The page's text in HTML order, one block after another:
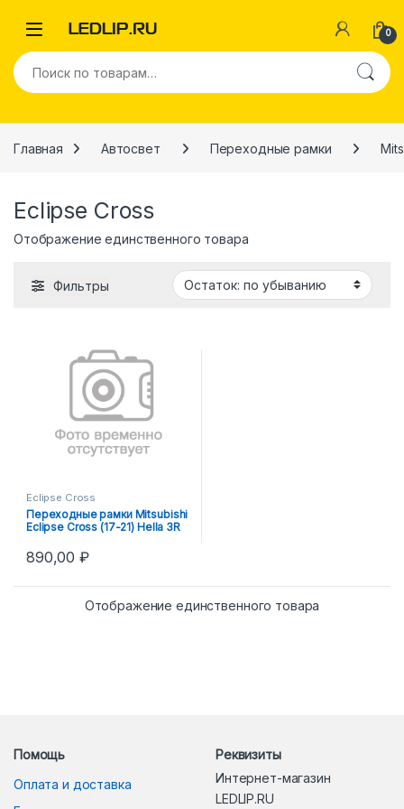
0
Искать:
Главная Автосвет Переходные рамки
Eclipse Cross
Отображение единственного товара
Фильтры
Eclipse Cross
Переходные рамки Mitsubishi
Eclipse Cross (17-21) Hella 3R
890,00₽
Отображение единственного товара
Помощь
Оплата и доставка
Реквизиты
Интернет-магазин
LEDLIP.RU